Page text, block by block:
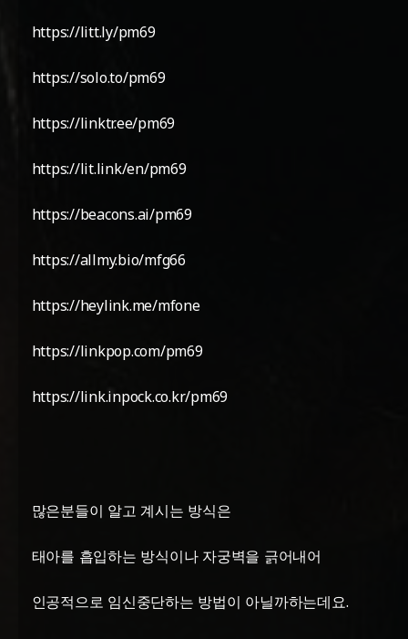
https://litt.ly/pm69
https://solo.to/pm69
https://linktr.ee/pm69
https://lit.link/en/pm69
https://beacons.ai/pm69
https://allmy.bio/mfg66
https://heylink.me/mfone
https://linkpop.com/pm69
https://link.inpock.co.kr/pm69
많은분들이 알고 계시는 방식은
태아를 흡입하는 방식이나 자궁벽을 긁어내어
인공적으로 임신중단하는 방법이 아닐까하는데요.